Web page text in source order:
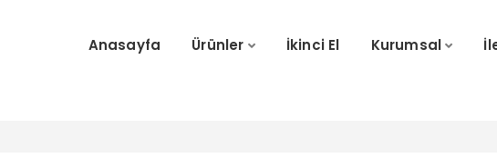
Anasayfa Ürünler İkinci El Kurumsal